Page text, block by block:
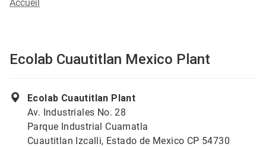
Accueil
Ecolab Cuautitlan Mexico Plant
Ecolab Cuautitlan Plant
Av. Industriales No. 28
Parque Industrial Cuamatla
Cuautitlan Izcalli, Estado de Mexico CP 54730